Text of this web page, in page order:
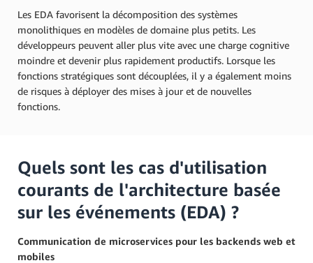
Les EDA favorisent la décomposition des systèmes
monolithiques en modèles de domaine plus petits. Les
développeurs peuvent aller plus vite avec une charge cognitive
moindre et devenir plus rapidement productifs. Lorsque les
fonctions stratégiques sont découplées, il y a également moins
de risques à déployer des mises à jour et de nouvelles
fonctions.
Quels sont les cas d'utilisation
courants de l'architecture basée
sur les événements (EDA) ?
Communication de microservices pour les backends web et
mobiles